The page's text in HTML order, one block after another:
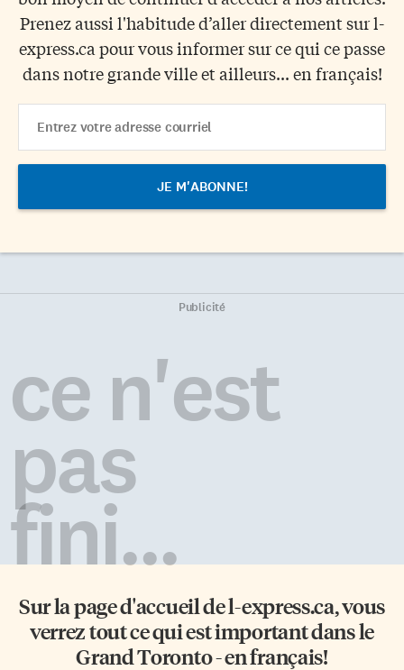
Prenez aussi l'habitude d’aller directement sur l-
express.ca pour vous informer sur ce qui ce passe
dans notre grande ville et ailleurs... en français!
Address
Publicité
ce n'est
pas
fini...
Sur la page d'accueil del-express.ca, vous
verrez tout ce qui est important dans le
Grand Toronto - en français!